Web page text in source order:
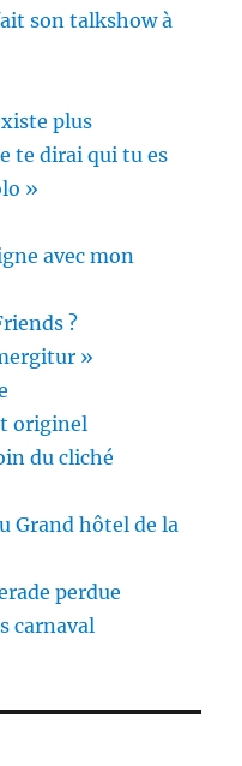
son talkshow à
plus
te dirai qui tu es
»
avec mon
?
»
originel
du cliché
Grand hôtel de la
perdue
carnaval